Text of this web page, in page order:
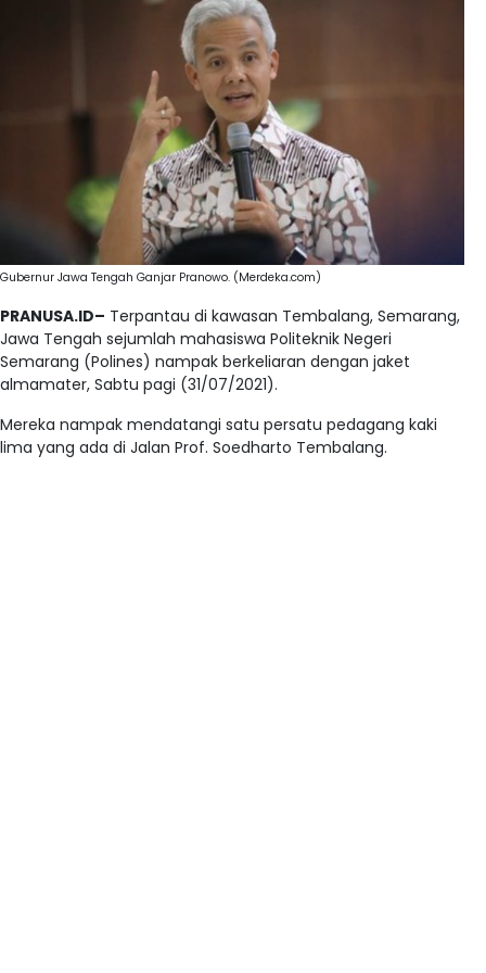
Gubernur Jawa Tengah Ganjar Pranowo. (Merdeka.com)
PRANUSA.ID– Terpantau di kawasan Tembalang, Semarang,
Jawa Tengah sejumlah mahasiswa Politeknik Negeri
Semarang (Polines) nampak berkeliaran dengan jaket
almamater, Sabtu pagi (31/07/2021).
Mereka nampak mendatangi satu persatu pedagang kaki
lima yang ada di Jalan Prof. Soedharto Tembalang.